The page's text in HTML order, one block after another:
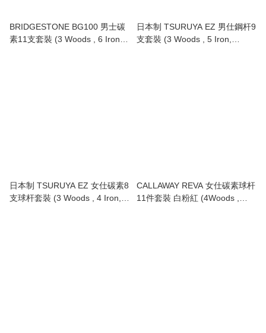
BRIDGESTONE BG100 男士碳
素11支套裝 (3 Woods , 6 Iron,
日本制 TSURUYA EZ 男仕鋼杆9
支套裝 (3 Woods , 5 Iron,
日本制 TSURUYA EZ 女仕碳素8
支球杆套裝 (3 Woods , 4 Iron,
CALLAWAY REVA 女仕碳素球杆
11件套裝 白粉紅 (4Woods ,